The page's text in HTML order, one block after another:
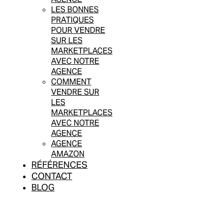
LES BONNES
PRATIQUES
POUR VENDRE
SUR LES
MARKETPLACES
AVEC NOTRE
AGENCE
COMMENT
VENDRE SUR
LES
MARKETPLACES
AVEC NOTRE
AGENCE
AGENCE
AMAZON
RÉFÉRENCES
CONTACT
BLOG